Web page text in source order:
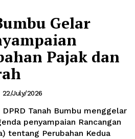
Gelar
Pajak dan
22/July/2026
Tanah Bumbu menggelar
penyampaian Rancangan
tentang Perubahan Kedua